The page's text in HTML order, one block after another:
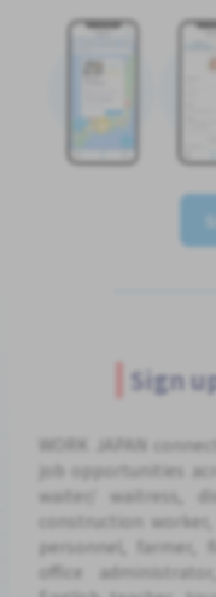
Sign
WORK JAPAN
job opportunities
waiter/ waitress,
construction
personnel, farmer,
office